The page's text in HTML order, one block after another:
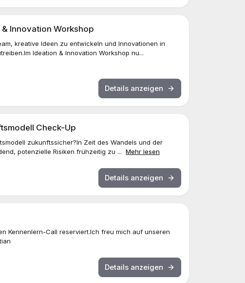
Innovation Workshop
kreative Ideen zu entwickeln und Innovationen in
Ideation & Innovation Workshop nu...
Details anzeigen
Check-Up
zukunftssicher?In Zeit des Wandels und der
potenzielle Risiken frühzeitig zu ... Mehr lesen
Details anzeigen
Kennenlern-Call reserviert.Ich freu mich auf unseren
Details anzeigen